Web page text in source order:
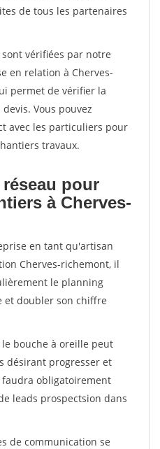
de tous les partenaires
vérifiées par notre
en relation à Cherves-
permet de vérifier la
Vous pouvez
avec les particuliers pour
travaux.
pour
à Cherves-
en tant qu'artisan
Cherves-richemont, il
le planning
et doubler son chiffre
bouche à oreille peut
désirant progresser et
obligatoirement
leads prospectsion dans
de communication se